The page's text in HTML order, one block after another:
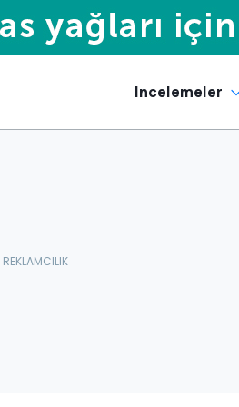
Incelemeler